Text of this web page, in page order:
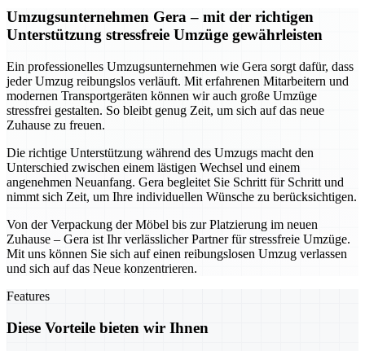
Umzugsunternehmen Gera – mit der richtigen
Unterstützung stressfreie Umzüge gewährleisten
Ein professionelles Umzugsunternehmen wie Gera sorgt dafür, dass
jeder Umzug reibungslos verläuft. Mit erfahrenen Mitarbeitern und
modernen Transportgeräten können wir auch große Umzüge
stressfrei gestalten. So bleibt genug Zeit, um sich auf das neue
Zuhause zu freuen.
Die richtige Unterstützung während des Umzugs macht den
Unterschied zwischen einem lästigen Wechsel und einem
angenehmen Neuanfang. Gera begleitet Sie Schritt für Schritt und
nimmt sich Zeit, um Ihre individuellen Wünsche zu berücksichtigen.
Von der Verpackung der Möbel bis zur Platzierung im neuen
Zuhause – Gera ist Ihr verlässlicher Partner für stressfreie Umzüge.
Mit uns können Sie sich auf einen reibungslosen Umzug verlassen
und sich auf das Neue konzentrieren.
Features
Diese Vorteile bieten wir Ihnen